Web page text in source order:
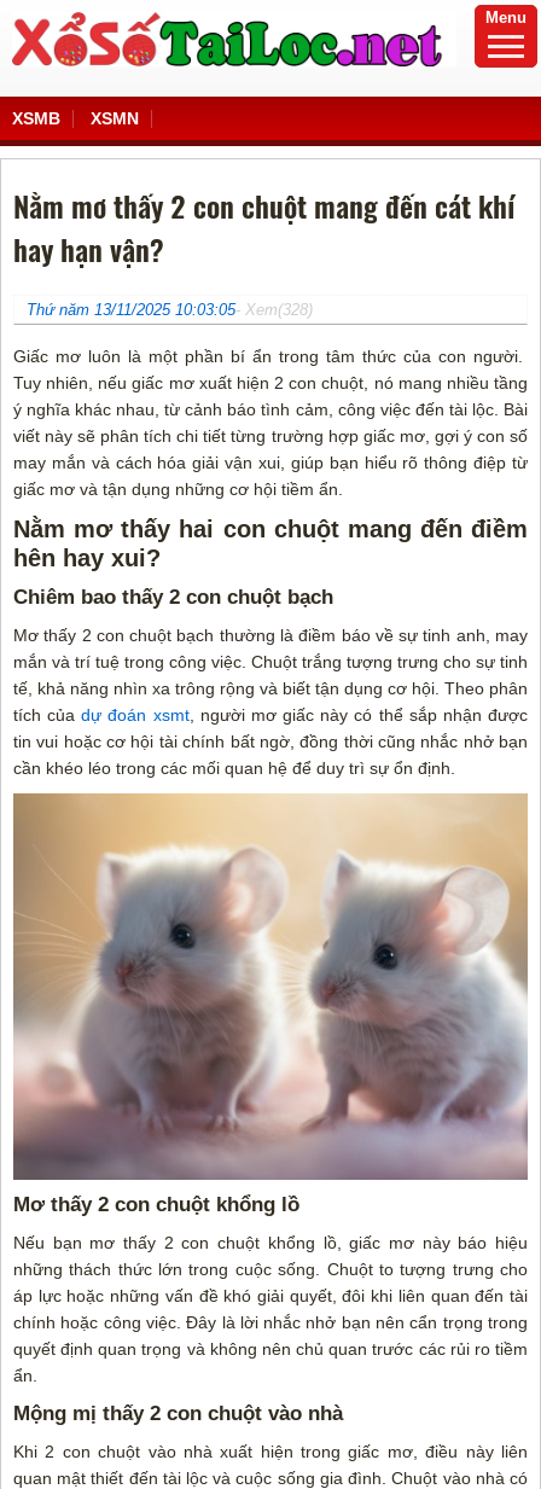
Menu
XSMB XSMN
Nằm mơ thấy 2 con chuột mang đến cát khí
hay hạn vận?
Thứ năm 13/11/2025 10:03:05- Xem(328)
Giấc mơ luôn là một phần bí ẩn trong tâm thức của con người.
Tuy nhiên, nếu giấc mơ xuất hiện 2 con chuột, nó mang nhiều tầng
ý nghĩa khác nhau, từ cảnh báo tình cảm, công việc đến tài lộc. Bài
viết này sẽ phân tích chi tiết từng trường hợp giấc mơ, gợi ý con số
may mắn và cách hóa giải vận xui, giúp bạn hiểu rõ thông điệp từ
giấc mơ và tận dụng những cơ hội tiềm ẩn.
Nằm mơ thấy hai con chuột mang đến điềm
hên hay xui?
Chiêm bao thấy 2 con chuột bạch
Mơ thấy 2 con chuột bạch thường là điềm báo về sự tinh anh, may
mắn và trí tuệ trong công việc. Chuột trắng tượng trưng cho sự tinh
tế, khả năng nhìn xa trông rộng và biết tận dụng cơ hội. Theo phân
tích củadự đoán xsmt, người mơ giấc này có thể sắp nhận được
tin vui hoặc cơ hội tài chính bất ngờ, đồng thời cũng nhắc nhở bạn
cần khéo léo trong các mối quan hệ để duy trì sự ổn định.
Mơ thấy 2 con chuột khổng lồ
Nếu bạn mơ thấy 2 con chuột khổng lồ, giấc mơ này báo hiệu
những thách thức lớn trong cuộc sống. Chuột to tượng trưng cho
áp lực hoặc những vấn đề khó giải quyết, đôi khi liên quan đến tài
chính hoặc công việc. Đây là lời nhắc nhở bạn nên cẩn trọng trong
quyết định quan trọng và không nên chủ quan trước các rủi ro tiềm
ẩn.
Mộng mị thấy 2 con chuột vào nhà
Khi 2 con chuột vào nhà xuất hiện trong giấc mơ, điều này liên
quan mật thiết đến tài lộc và cuộc sống gia đình. Chuột vào nhà có